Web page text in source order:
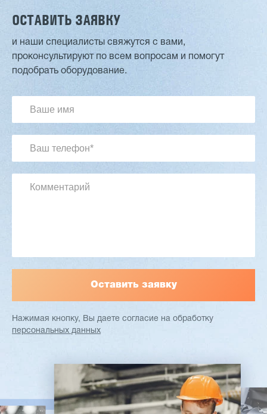
Двухсторонний шипорез MX6015
2 854 839 ₽
Артикул: 2497
Станок проходного типа
ОСТАВИТЬ ЗАЯВКУ
и наши специалисты свяжутся с вами,
проконсультируют по всем вопросам и помогут
подобрать оборудование.
Нажимая кнопку, Вы даете согласие на обработку
персональных данных